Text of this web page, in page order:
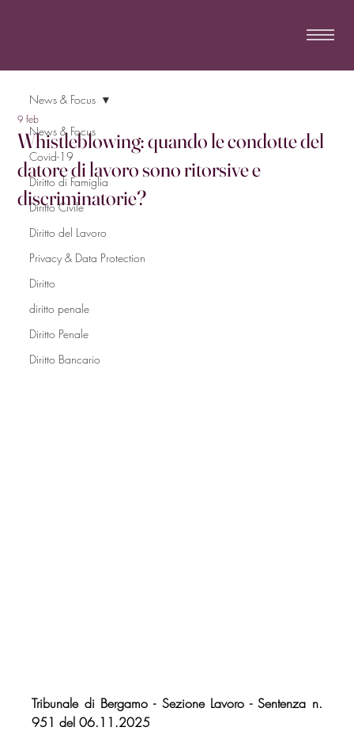
News & Focus
Covid-19
Diritto di Famiglia
Diritto Civile
Diritto del Lavoro
Privacy & Data Protection
Diritto
diritto penale
Diritto Penale
Diritto Bancario
News & Focus
Whistleblowing: quando le condotte del
datore di lavoro sono ritorsive e
discriminatorie?
9 feb
Tribunale di Bergamo - Sezione Lavoro - Sentenza n.
951 del 06.11.2025